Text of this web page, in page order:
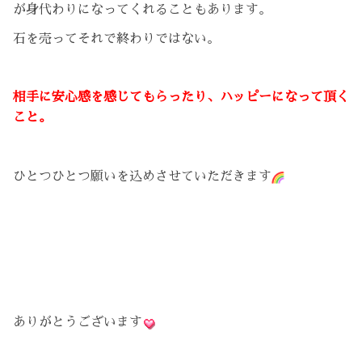
が身代わりになってくれることもあります。
石を売ってそれで終わりではない。
相手に安心感を感じてもらったり、ハッピーになって頂く
こと。
ひとつひとつ願いを込めさせていただきます
ありがとうございます